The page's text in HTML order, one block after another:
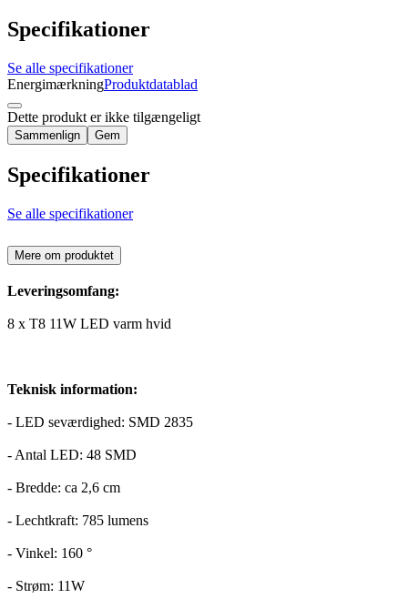
Specifikationer
Se alle specifikationer
EnergimærkningProduktdatablad
Dette produkt er ikke tilgængeligt
Sammenlign Gem
Specifikationer
Se alle specifikationer
Mere om produktet
Leveringsomfang:
8 x T8 11W LED varm hvid
Teknisk information:
- LED seværdighed: SMD 2835
- Antal LED: 48 SMD
- Bredde: ca 2,6 cm
- Lechtkraft: 785 lumens
- Vinkel: 160 °
- Strøm: 11W